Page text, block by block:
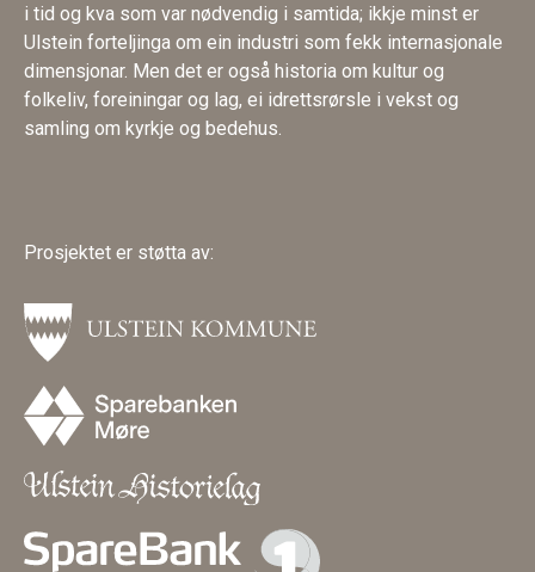
i tid og kva som var nødvendig i samtida; ikkje minst er
Ulstein forteljinga om ein industri som fekk internasjonale
dimensjonar. Men det er også historia om kultur og
folkeliv, foreiningar og lag, ei idrettsrørsle i vekst og
samling om kyrkje og bedehus.
Prosjektet er støtta av: